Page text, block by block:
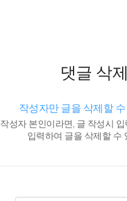
댓글 삭제
작성자만 글을 삭제할
작성자 본인이라면, 글 작성시
입력하여 글을 삭제할 수